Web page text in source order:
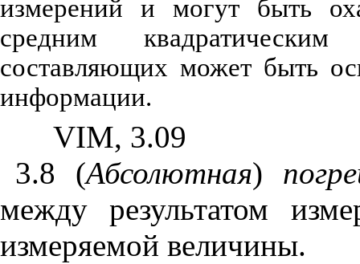
измерений и могут быть
средним
составляющих может быть
информации.
VIM, 3.09
3.8 (Абсолютная)
между результатом
измеряемой величины.